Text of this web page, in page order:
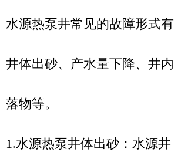
水源热泵井常见的故障形式有
井体出砂、产水量下降、井内
落物等。
1.水源热泵井体出砂：水源井